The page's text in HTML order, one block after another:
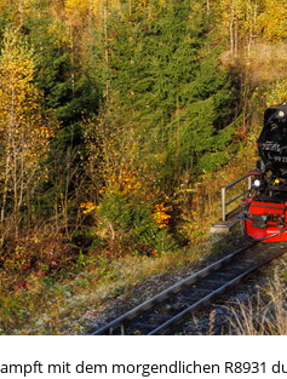
mit dem morgendlichen R8931